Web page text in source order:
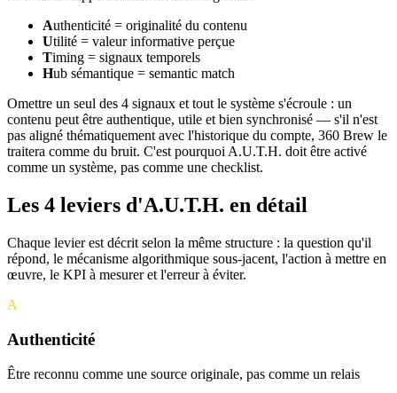
Authenticité = originalité du contenu
Utilité = valeur informative perçue
Timing = signaux temporels
Hub sémantique = semantic match
Omettre un seul des 4 signaux et tout le système s'écroule : un
contenu peut être authentique, utile et bien synchronisé — s'il n'est
pas aligné thématiquement avec l'historique du compte, 360 Brew le
traitera comme du bruit. C'est pourquoi A.U.T.H. doit être activé
comme un système, pas comme une checklist.
Les 4 leviers d'A.U.T.H. en détail
Chaque levier est décrit selon la même structure : la question qu'il
répond, le mécanisme algorithmique sous-jacent, l'action à mettre en
œuvre, le KPI à mesurer et l'erreur à éviter.
A
Authenticité
Être reconnu comme une source originale, pas comme un relais